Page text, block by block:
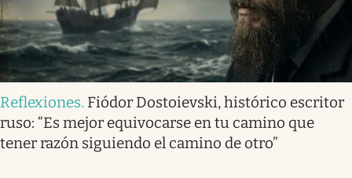
Reflexiones. Fiódor Dostoievski, histórico escritor
ruso: “Es mejor equivocarse en tu camino que
tener razón siguiendo el camino de otro”